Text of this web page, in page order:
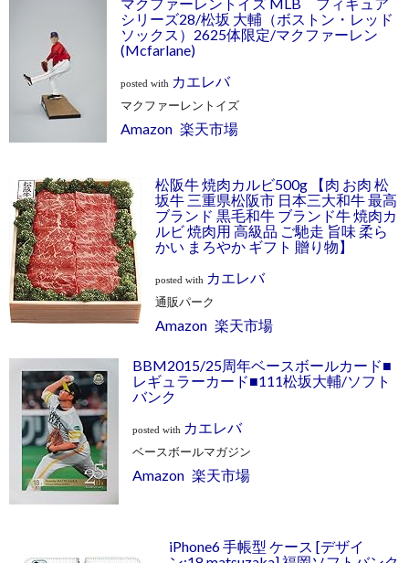
シリーズ28/松坂 大輔（ボストン・レッド
ソックス）2625体限定/マクファーレン
(Mcfarlane)
posted with カエレバ
マクファーレントイズ
Amazon 楽天市場
松阪牛 焼肉カルビ500g 【肉 お肉 松
坂牛 三重県松阪市 日本三大和牛 最高
ブランド 黒毛和牛 ブランド牛 焼肉カ
ルビ 焼肉用 高級品 ご馳走 旨味 柔ら
かい まろやか ギフト 贈り物】
posted with カエレバ
通販パーク
Amazon 楽天市場
BBM2015/25周年ベースボールカード■
レギュラーカード■111松坂大輔/ソフト
バンク
posted with カエレバ
ベースボールマガジン
Amazon 楽天市場
iPhone6 手帳型 ケース [デザイ